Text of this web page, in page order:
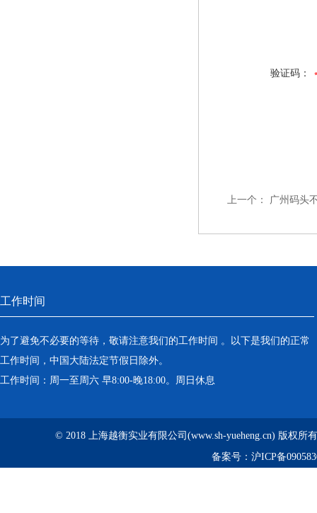
验证码：
上一个： 广州码头
工作时间
为了避免不必要的等待，敬请注意我们的工作时间 。以下是我们的正常
工作时间，中国大陆法定节假日除外。
工作时间：周一至周六 早8:00-晚18:00。周日休息
© 2018 上海越衡实业有限公司(www.sh-yueheng.cn) 版权所
备案号： 沪ICP备